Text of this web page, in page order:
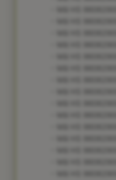
- Mã HS
- Mã HS
- Mã HS
- Mã HS
- Mã HS
- Mã HS
- Mã HS
- Mã HS
- Mã HS
- Mã HS
- Mã HS
- Mã HS
- Mã HS